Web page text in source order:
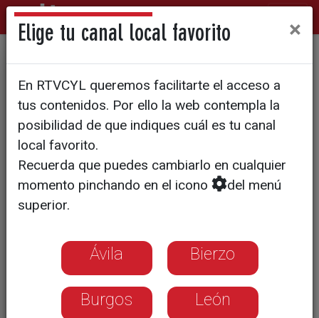
De nevar a los 38º en una
semana: el tiempo se vuelve
loco en Palencia
Elige tu canal local favorito ×
En RTVCYL queremos facilitarte el acceso a
tus contenidos. Por ello la web contempla la
posibilidad de que indiques cuál es tu canal
local favorito.
Recuerda que puedes cambiarlo en cualquier
momento pinchando en el icono
del menú
superior.
Ávila Bierzo
Burgos León